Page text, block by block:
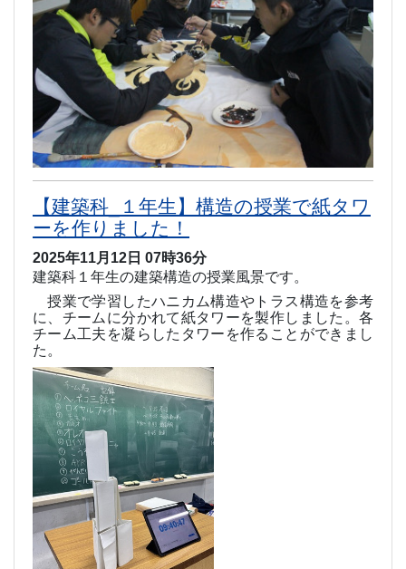
【建築科_１年生】構造の授業で紙タワ
ーを作りました！
2025年11月12日 07時36分
建築科１年生の建築構造の授業風景です。
授業で学習したハニカム構造やトラス構造を参考
に、チームに分かれて紙タワーを製作しました。各
チーム工夫を凝らしたタワーを作ることができまし
た。